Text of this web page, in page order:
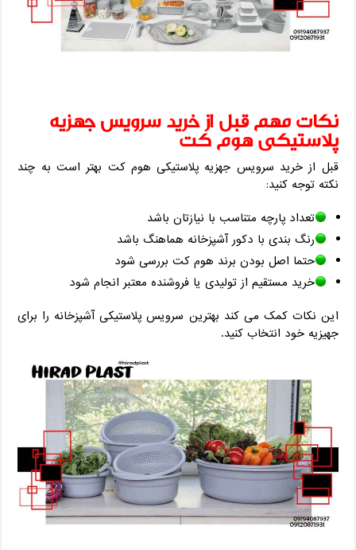
نکات مهم قبل از خرید سرویس جهزیه
پلاستیکی هوم کت
قبل از خرید سرویس جهزیه پلاستیکی هوم کت بهتر است به چند
نکته توجه کنید:
تعداد پارچه متناسب با نیازتان باشد
رنگ ‌بندی با دکور آشپزخانه هماهنگ باشد
حتما اصل بودن برند هوم کت بررسی شود
خرید مستقیم از تولیدی یا فروشنده معتبر انجام شود
این نکات کمک می ‌کند بهترین سرویس پلاستیکی آشپزخانه را برای
جهیزیه خود انتخاب کنید.